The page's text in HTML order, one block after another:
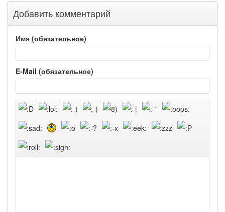
Добавить комментарий
Имя (обязательное)
E-Mail (обязательное)